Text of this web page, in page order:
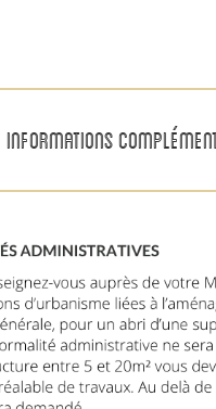
INFORMATIONS